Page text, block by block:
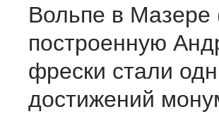
Вольпе в Мазере
построенную
фрески стали
достижений